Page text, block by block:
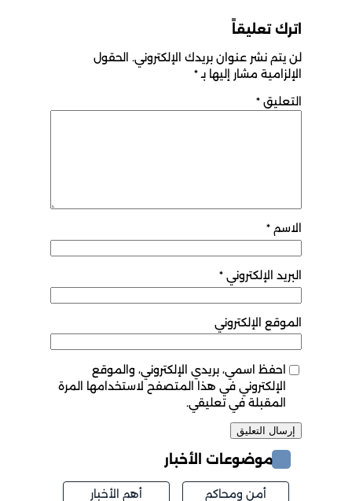
اترك تعليقاً
لن يتم نشر عنوان بريدك الإلكتروني. الحقول
الإلزامية مشار إليها بـ*
التعليق *
الاسم *
البريد الإلكتروني *
الموقع الإلكتروني
احفظ اسمي، بريدي الإلكتروني، والموقع
الإلكتروني في هذا المتصفح لاستخدامها المرة
المقبلة في تعليقي.
موضوعات الأخبار
أمن ومحاكم أهم الأخبار